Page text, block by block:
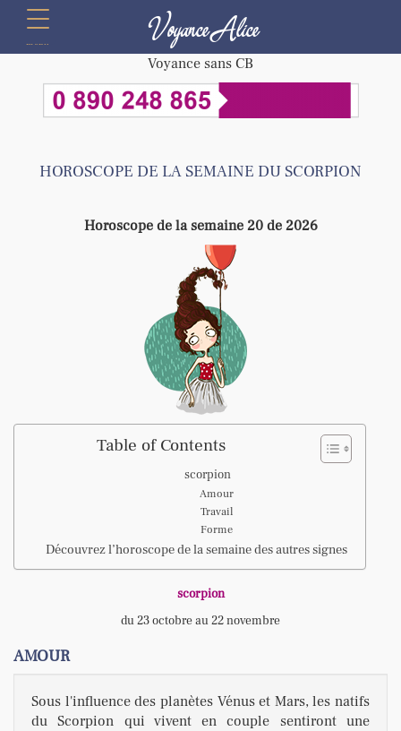
Voyance Alice
Voyance sans CB
HOROSCOPE DE LA SEMAINE DU SCORPION
Horoscope de la semaine 20 de 2026
Table of Contents
scorpion
Amour
Travail
Forme
Découvrez l’horoscope de la semaine des autres signes
scorpion
du 23 octobre au 22 novembre
AMOUR
Sous l'influence des planètes Vénus et Mars, les natifs
du Scorpion qui vivent en couple sentiront une
menu